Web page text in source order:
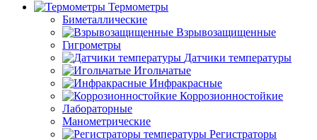
Термометры
Биметаллические
Взрывозащищенные
Гигрометры
Датчики температуры
Игольчатые
Инфракрасные
Коррозионностойкие
Лабораторные
Манометрические
Регистраторы